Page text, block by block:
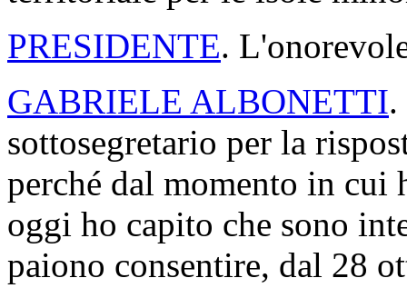
PRESIDENTE.
GABRIELE ALBONETTI.
sottosegretario per la
perché dal momento in cui
oggi ho capito che sono
paiono consentire, dal 28